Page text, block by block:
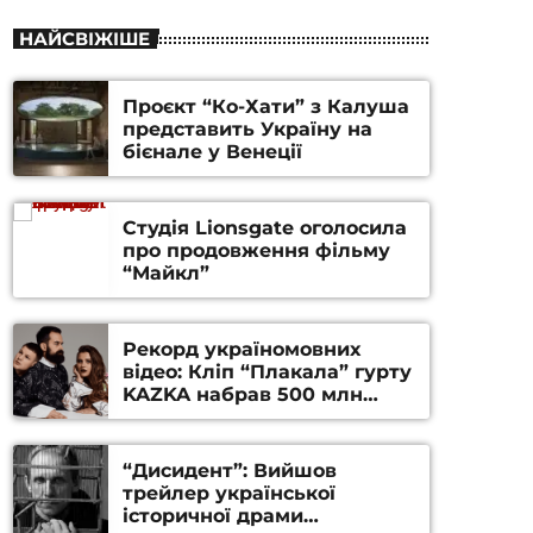
НАЙСВІЖІШЕ
Проєкт “Ко-Хати” з Калуша
представить Україну на
бієнале у Венеції
Студія Lionsgate оголосила
про продовження фільму
“Майкл”
Рекорд україномовних
відео: Кліп “Плакала” гурту
KAZKA набрав 500 млн
переглядів на YouTube
“Дисидент”: Вийшов
трейлер української
історичної драми